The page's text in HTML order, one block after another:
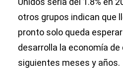
otros grupos indican que
pronto solo queda
desarrolla la economía de
siguientes meses y años.